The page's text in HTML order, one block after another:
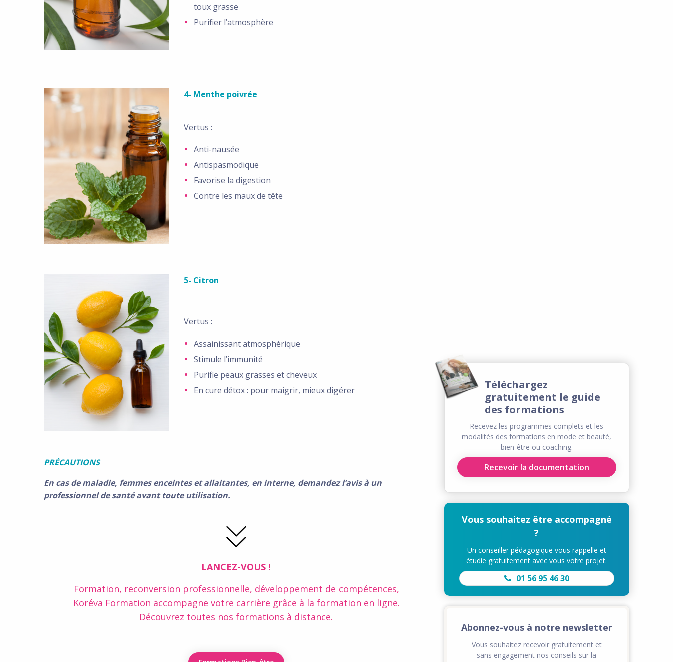
toux grasse
Purifier l’atmosphère
4- Menthe poivrée
Vertus :
Anti-nausée
Antispasmodique
Favorise la digestion
Contre les maux de tête
5- Citron
Vertus :
Assainissant atmosphérique
Stimule l’immunité
Purifie peaux grasses et cheveux
En cure détox : pour maigrir, mieux digérer
PRÉCAUTIONS
En cas de maladie, femmes enceintes et allaitantes, en interne, demandez l’avis à un
professionnel de santé avant toute utilisation.
LANCEZ-VOUS !
Formation, reconversion professionnelle, développement de compétences,
Koréva Formation accompagne votre carrière grâce à la formation en ligne.
Découvrez toutes nos formations à distance.
Téléchargez
gratuitement le guide
des formations
Recevez les programmes complets et les
modalités des formations en mode et beauté,
bien-être ou coaching.
Recevoir la documentation
Vous souhaitez être accompagné
?
Un conseiller pédagogique vous rappelle et
étudie gratuitement avec vous votre projet.
01 56 95 46 30
Abonnez-vous à notre newsletter
Vous souhaitez recevoir gratuitement et
sans engagement nos conseils sur la